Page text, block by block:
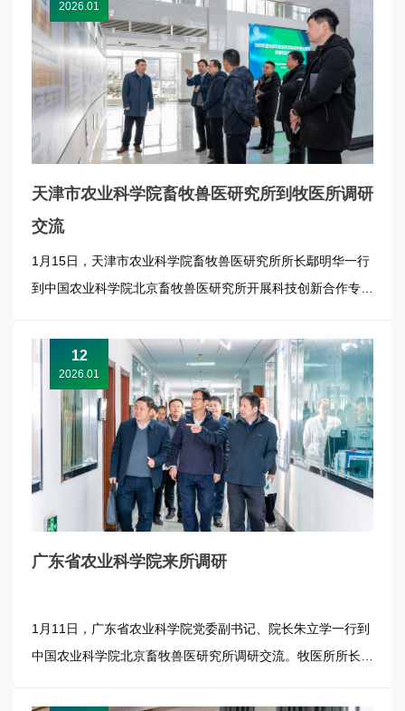
科技合作需求，希...
2026.01
天津市农业科学院畜牧兽医研究所到牧医所调研
交流
1月15日，天津市农业科学院畜牧兽医研究所所长鄢明华一行
到中国农业科学院北京畜牧兽医研究所开展科技创新合作专题
鄢明华一行的到访表示热烈欢迎，并高度肯定双方长期以来的
良好合作基础。他强调，面对国家推进农业现代化和实现科技
自立自强的新使命，...
12
2026.01
广东省农业科学院来所调研
1月11日，广东省农业科学院党委副书记、院长朱立学一行到
中国农业科学院北京畜牧兽医研究所调研交流。牧医所所长张